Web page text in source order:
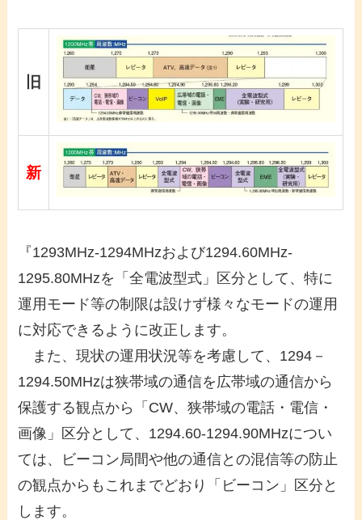
旧
新
『1293MHz-1294MHzおよび1294.60MHz-
1295.80MHzを「全電波型式」区分として、特に
運用モード等の制限は設けず様々なモードの運用
に対応できるように改正します。
また、現状の運用状況等を考慮して、1294－
1294.50MHzは狭帯域の通信を広帯域の通信から
保護する観点から「CW、狭帯域の電話・電信・
画像」区分として、1294.60-1294.90MHzについ
ては、ビーコン局間や他の通信との混信等の防止
の観点からもこれまでどおり「ビーコン」区分と
します。